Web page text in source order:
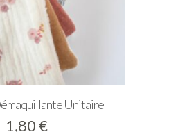
Unitaire
1,80€